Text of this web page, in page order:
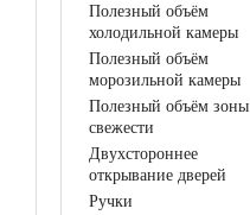
Полезный объём
холодильной камеры
Полезный объём
морозильной камеры
Полезный объём зоны
свежести
Двухстороннее
открывание дверей
Ручки